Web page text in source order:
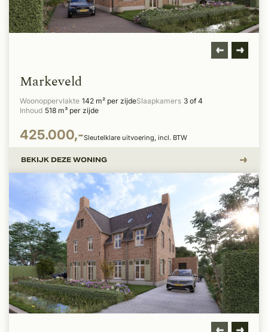
Markeveld
Woonoppervlakte 142 m² per zijdeSlaapkamers 3 of 4
Inhoud 518 m³ per zijde
425.000,-Sleutelklare uitvoering, incl. BTW
BEKIJK DEZE WONING